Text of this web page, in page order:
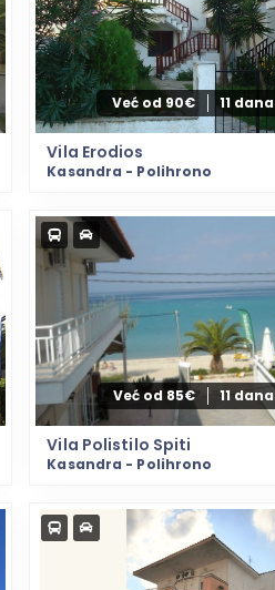
Već od 90€ 11 dana
Vila Erodios
Kasandra - Polihrono
Već od 85€ 11 dana
Vila Polistilo Spiti
Kasandra - Polihrono